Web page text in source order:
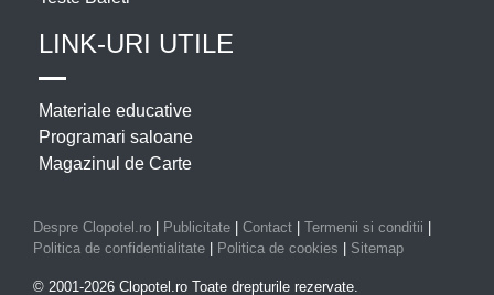
LINK-URI UTILE
Materiale educative
Programari saloane
Magazinul de Carte
Despre Clopotel.ro Publicitate Contact Termenii si conditii
Politica de confidentialitate
Politica de cookies Sitemap
© 2001-2026 Clopotel.ro Toate drepturile rezervate.